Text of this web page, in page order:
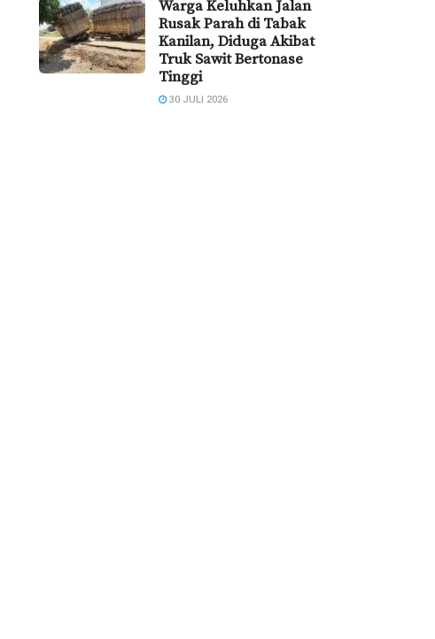
Warga Keluhkan Jalan
Rusak Parah di Tabak
Kanilan, Diduga Akibat
Truk Sawit Bertonase
Tinggi
30 JULI 2026